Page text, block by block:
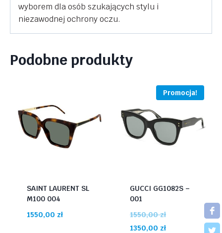
wyborem dla osób szukających stylu i
niezawodnej ochrony oczu.
Podobne produkty
SAINT LAURENT SL
M100 004
1550,00 zł
Promocja!
GUCCI GG1082S –
001
1550,00złPierwotna
cena
1350,00 złAktualna